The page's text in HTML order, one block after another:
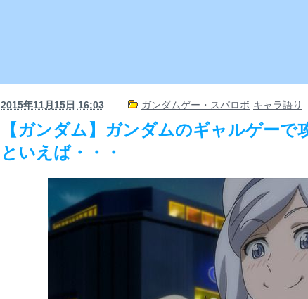
2015年11月15日 16:03 ガンダムゲー・スパロボ キャラ語り
【ガンダム】ガンダムのギャルゲーで
といえば・・・